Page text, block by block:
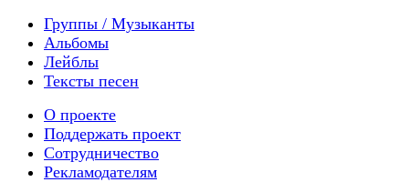
Группы / Музыканты
Альбомы
Лейблы
Тексты песен
О проекте
Поддержать проект
Сотрудничество
Рекламодателям